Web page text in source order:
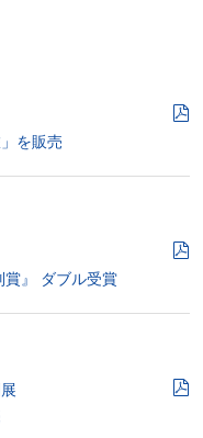
を販売
賞』 ダブル受賞